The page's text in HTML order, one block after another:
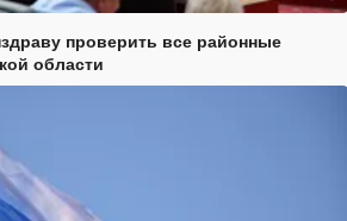
проверить все районные
области